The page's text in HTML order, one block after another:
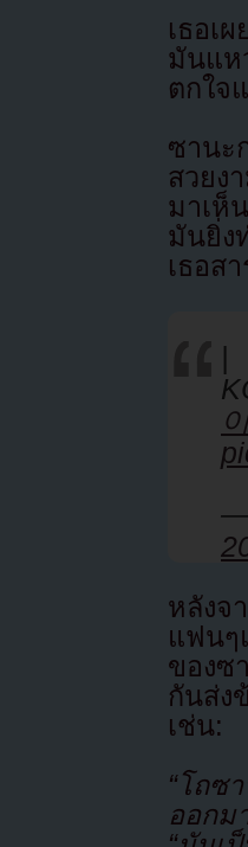
เธอเ
มันแ
ตกใจ
ซานะ
สวยง
มาเห็
มันยิ่ง
เธอส
|
—
หลังจ
แฟนๆ
ของซ
กันส่ง
เช่น:
“โถซ
ออกม